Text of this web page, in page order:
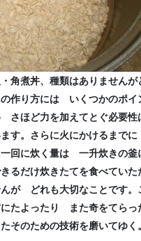
角煮丼、種類はありません
の作り方には いくつかのポ
ほど力を加えてとぐ必要性
す。さらに火にかけるまで
回に炊く量は 一升炊きの
だけ炊きたてを食べていた
が どれも大切なことです。
たよったり また奇をてらっ
のための技術を磨いてゆく